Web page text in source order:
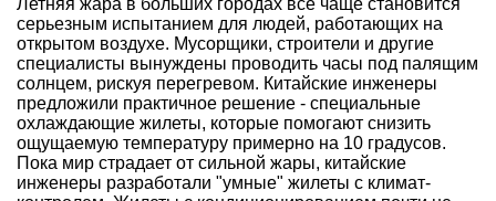
Летняя жара в больших городах все чаще становится
серьезным испытанием для людей, работающих на
открытом воздухе. Мусорщики, строители и другие
специалисты вынуждены проводить часы под палящим
солнцем, рискуя перегревом. Китайские инженеры
предложили практичное решение - специальные
охлаждающие жилеты, которые помогают снизить
ощущаемую температуру примерно на 10 градусов.
Пока мир страдает от сильной жары, китайские
инженеры разработали "умные" жилеты с климат-